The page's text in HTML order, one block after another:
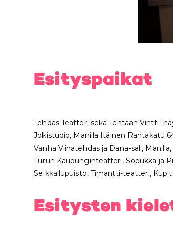
Esityspaikat
Tehdas Teatteri sekä Tehtaan Vintti -
Jokistudio, Manilla Itäinen Rantakatu
Vanha Viinatehdas ja Dana-sali,
Turun Kaupunginteatteri, Sopukka ja
Seikkailupuisto, Timantti-teatteri,
Esitysten